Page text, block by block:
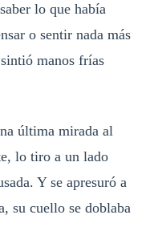
lo que había
o sentir nada más
manos frías
última mirada al
lo tiro a un lado
Y se apresuró a
su cuello se doblaba